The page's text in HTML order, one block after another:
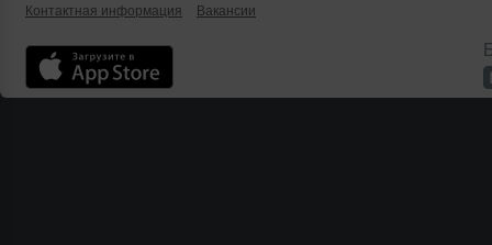
Контактная информация
Вакансии